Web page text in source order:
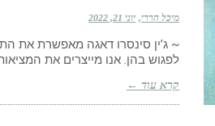
מיכל הררי יוני 21, 2022
~ ג’ין סינסרו דאגה מאפשרת את
לפגוש בהן. אנו מייצרים את
קרא עוד ←